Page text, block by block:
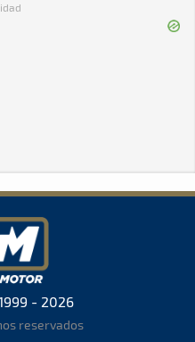
- 2026
reservados